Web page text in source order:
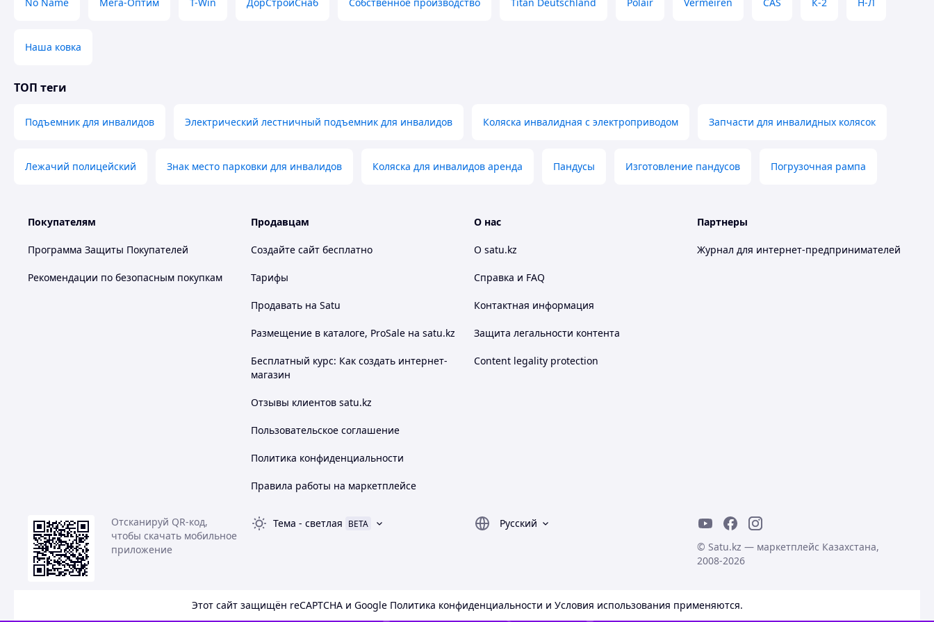
Наша ковка
ТОП теги
Подъемник для инвалидов Электрический лестничный подъемник для инвалидов Коляска инвалидная с электроприводом Запчасти для инвалидных колясок
Лежачий полицейский Знак место парковки для инвалидов Коляска для инвалидов аренда Пандусы Изготовление пандусов Погрузочная рампа
Покупателям
Программа Защиты Покупателей
Рекомендации по безопасным покупкам
Продавцам
Создайте сайт бесплатно
Тарифы
Продавать на Satu
Размещение в каталоге, ProSale на satu.kz
Бесплатный курс: Как создать интернет-
магазин
Отзывы клиентов satu.kz
Пользовательское соглашение
Политика конфиденциальности
Правила работы на маркетплейсе
О нас
О satu.kz
Справка и FAQ
Контактная информация
Защита легальности контента
Content legality protection
Партнеры
Журнал для интернет-предпринимателей
Отсканируй QR-код,
чтобы скачать мобильное
приложение
Тема - светлая BETA
Русский
© Satu.kz — маркетплейс Казахстана,
2008-2026
Этот сайт защищён reCAPTCHA и Google Политика конфиденциальности и Условия использования применяются.